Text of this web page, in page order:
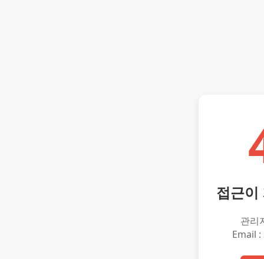
접근이
관리
Email